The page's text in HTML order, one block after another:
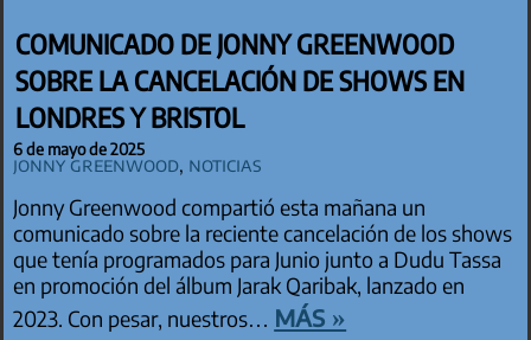
COMUNICADO DE JONNY GREENWOOD
SOBRE LA CANCELACIÓN DE SHOWS EN
LONDRES Y BRISTOL
6 de mayo de 2025
Jonny Greenwood, Noticias
Jonny Greenwood compartió esta mañana un
comunicado sobre la reciente cancelación de los shows
que tenía programados para Junio junto a Dudu Tassa
en promoción del álbum Jarak Qaribak, lanzado en
2023. Con pesar, nuestros… más »